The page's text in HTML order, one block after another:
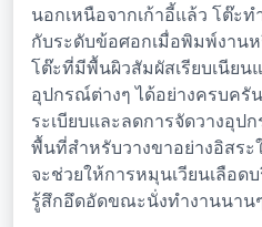
นอกเหนือจากเก้าอี้แล้ว โต๊ะ
กับระดับข้อศอกเมื่อพิมพ์งาน
โต๊ะที่มีพื้นผิวสัมผัสเรียบเนียน
อุปกรณ์ต่างๆ ได้อย่างครบครั
ระเบียบและลดการจัดวางอุ
พื้นที่สำหรับวางขาอย่างอิสระ
จะช่วยให้การหมุนเวียนเลือ
รู้สึกอึดอัดขณะนั่งทำงานนาน